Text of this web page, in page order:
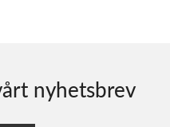
nyhetsbrev